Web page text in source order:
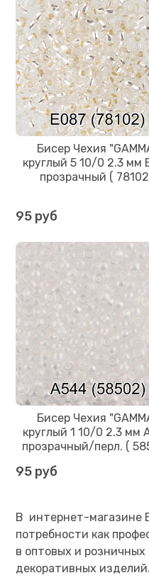
Бисер Чехия
круглый 5 10/0 2.3 мм
прозрачный (
95 руб
Бисер Чехия
круглый 1 10/0 2.3 мм
прозрачный/перл. (
95 руб
В интернет-магазине
потребности как
в оптовых и
декоративных изделий.